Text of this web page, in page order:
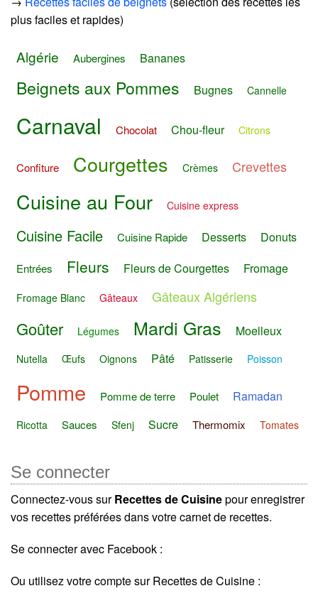
plus faciles et rapides)
Algérie Aubergines Bananes
Beignets aux Pommes Bugnes Cannelle
Carnaval Chocolat Chou-fleur Citrons
Confiture Courgettes Crèmes Crevettes
Cuisine au Four Cuisine express
Cuisine Facile Cuisine Rapide Desserts Donuts
Entrées Fleurs Fleurs de Courgettes Fromage
Fromage Blanc Gâteaux Gâteaux Algériens
Goûter Légumes Mardi Gras Moelleux
Nutella Œufs Oignons Pâté Patisserie Poisson
Pomme Pomme de terre Poulet Ramadan
Ricotta Sauces Sfenj Sucre Thermomix Tomates
Se connecter
Connectez-vous surRecettes de Cuisinepour enregistrer
vos recettes préférées dans votre carnet de recettes.
Se connecter avec Facebook :
Ou utilisez votre compte sur Recettes de Cuisine :